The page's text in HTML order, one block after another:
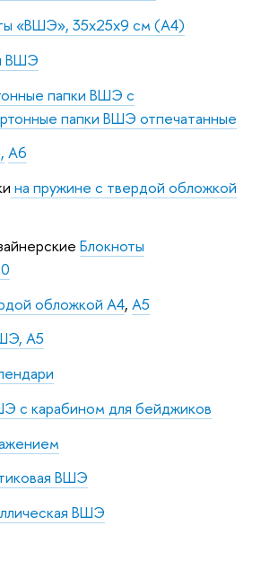
«ВШЭ», 35х25х9 см (А4)
ВШЭ
папки ВШЭ с
папки ВШЭ отпечатанные
А6
на пружине с твердой обложкой
Блокноты
обложкой А4, А5
А5
с карабином для бейджиков
ВШЭ
ВШЭ